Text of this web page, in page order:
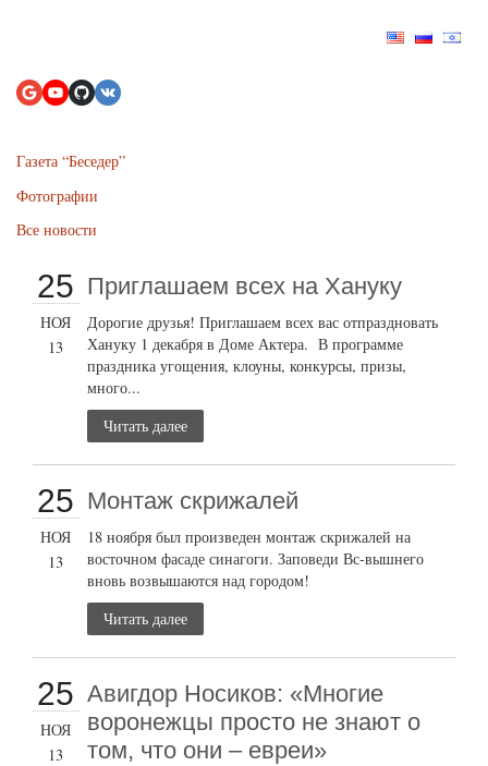
Газета “Беседер”
Фотографии
Все новости
25
НОЯ
13
Приглашаем всех на Хануку
Дорогие друзья! Приглашаем всех вас отпраздновать
Хануку 1 декабря в Доме Актера. В программе
праздника угощения, клоуны, конкурсы, призы,
много...
Читать далее
25
НОЯ
13
Монтаж скрижалей
18 ноября был произведен монтаж скрижалей на
восточном фасаде синагоги. Заповеди Вс-вышнего
вновь возвышаются над городом!
Читать далее
25
НОЯ
13
Авигдор Носиков: «Многие
воронежцы просто не знают о
том, что они – евреи»